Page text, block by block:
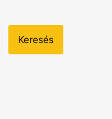
Keresés